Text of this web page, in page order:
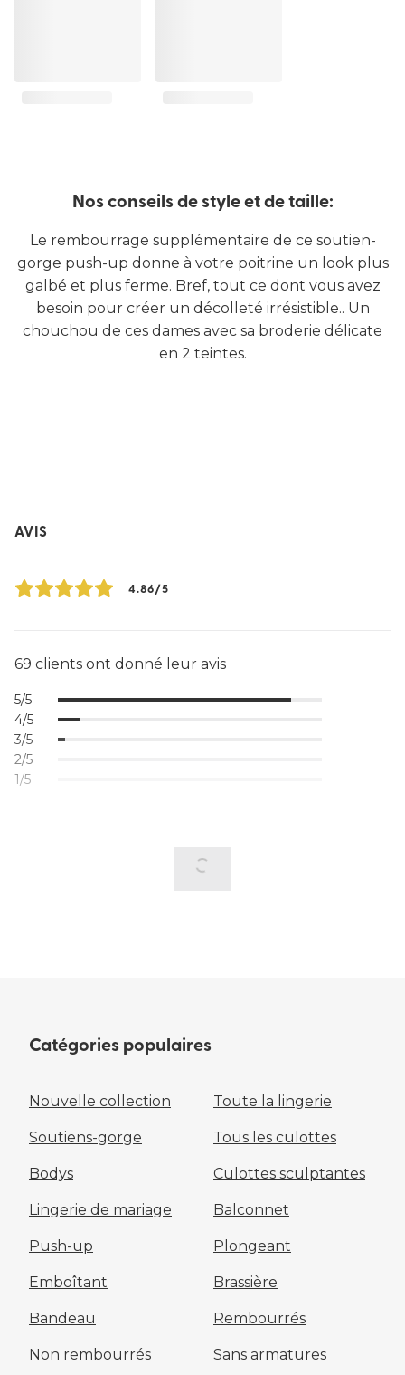
Nos conseils de style et de taille:
Le rembourrage supplémentaire de ce soutien-
gorge push-up donne à votre poitrine un look plus
galbé et plus ferme. Bref, tout ce dont vous avez
besoin pour créer un décolleté irrésistible.. Un
chouchou de ces dames avec sa broderie délicate
en 2 teintes.
AVIS
4.86/5
69 clients ont donné leur avis
5/5
4/5
3/5
2/5
1/5
Catégories populaires
Nouvelle collection Toute la lingerie
Soutiens-gorge Tous les culottes
Bodys Culottes sculptantes
Lingerie de mariage Balconnet
Push-up Plongeant
Emboîtant Brassière
Bandeau Rembourrés
Non rembourrés Sans armatures